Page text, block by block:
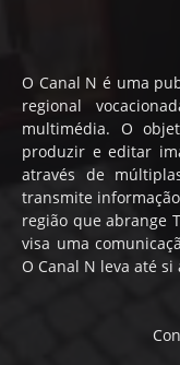
O Canal N é uma
regional
multimédia. O
produzir e editar
através de
transmite
região que abrange
visa uma
O Canal N leva até si